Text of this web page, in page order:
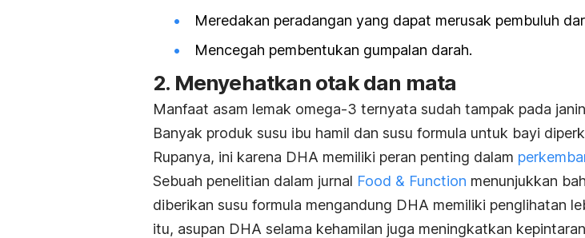
Meredakan peradangan yang dapat merusak pembuluh
Mencegah pembentukan gumpalan darah.
2. Menyehatkan otak dan mata
Manfaat asam lemak omega-3 ternyata sudah tampak pada
Banyak produk susu ibu hamil dan susu formula untuk bayi
Rupanya, ini karena DHA memiliki peran penting dalam
Sebuah penelitian dalam jurnal Food & Function menunjukkan
diberikan susu formula mengandung DHA memiliki penglihatan
itu, asupan DHA selama kehamilan juga meningkatkan